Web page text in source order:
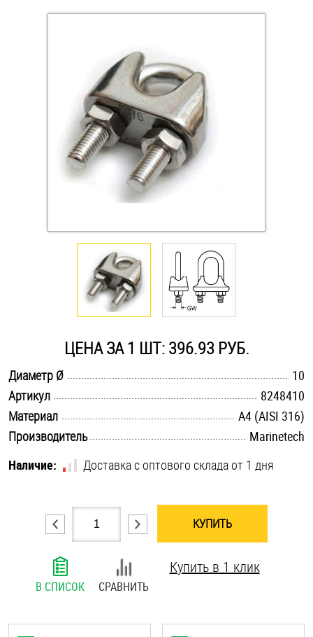
Заклепки (Гайки-Заклепки)
Инструмент
Крюки, кольца с метрической резьбой
Оснастка и аксессуары для яхт
Стопорные кольца
Такелаж
Хомуты
Шпильки
Шплинты
Штифты и пальцы
ЦЕНА ЗА 1 ШТ: 396.93 РУБ.
Диаметр Ø
10
Артикул
8248410
Материал
A4 (AISI 316)
Производитель
Marinetech
Наличие:
Доставка с оптового склада от 1 дня
КУПИТЬ
В СПИСОК СРАВНИТЬ
Купить в 1 клик